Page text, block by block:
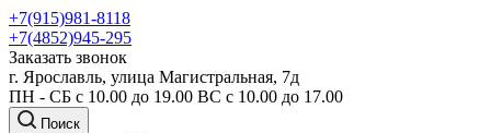
+7(915)981-8118
+7(4852)945-295
Заказать звонок
г. Ярославль, улица Магистральная, 7д
ПН - СБ с 10.00 до 19.00 ВС с 10.00 до 17.00
Поиск